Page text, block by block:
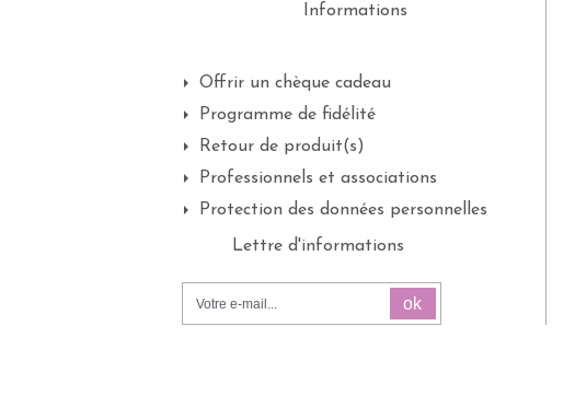
Informations
Offrir un chèque cadeau
Programme de fidélité
Retour de produit(s)
Professionnels et associations
Protection des données personnelles
Lettre d'informations
ok